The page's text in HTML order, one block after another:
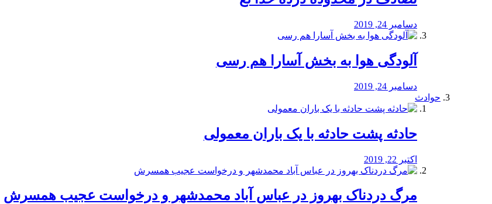
دسامبر 24, 2019
آلودگی هوا به بخش آسارا هم رسی
دسامبر 24, 2019
حوادث
️حادثه پشت حادثه با یک باران معمولی
اکتبر 22, 2019
مرگ دردناک بهروز در عباس آباد محمدشهر و درخواست عجیب همسرش